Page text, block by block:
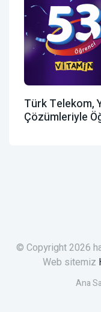
Türk Telekom,
Çözümleriyle
© Copyright 2026
Web sitemiz
Ana